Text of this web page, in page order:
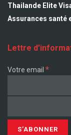
Thailande Elite
Assurances santé
Lettre
Votre email *